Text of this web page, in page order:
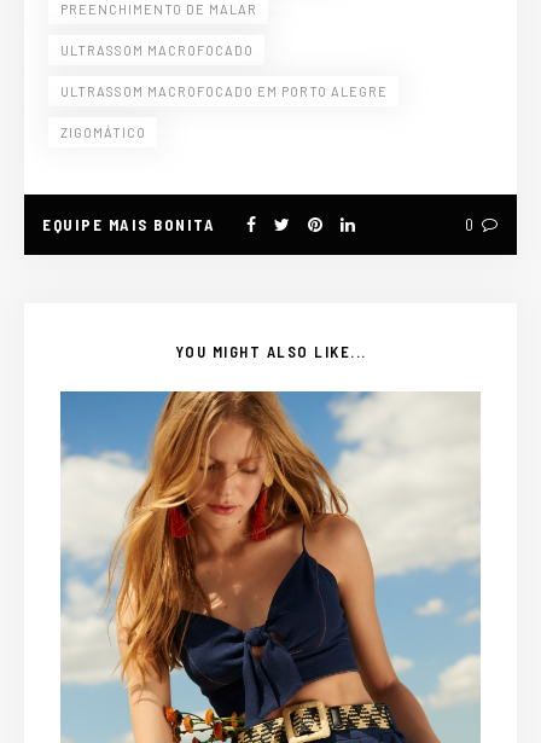
PREENCHIMENTO DE MALAR
ULTRASSOM MACROFOCADO
ULTRASSOM MACROFOCADO EM PORTO ALEGRE
ZIGOMÁTICO
EQUIPE MAIS BONITA 0
YOU MIGHT ALSO LIKE...